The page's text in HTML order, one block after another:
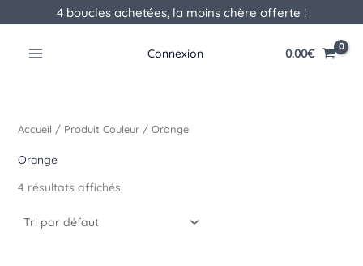
au
contenu
4 boucles achetées, la moins chère offerte !
Connexion 0.00€
Accueil / Produit Couleur / Orange
Orange
4 résultats affichés